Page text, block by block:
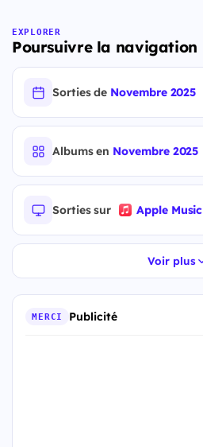
EXPLORER
Poursuivre la navigation
Sorties de Novembre 2025
Albums en Novembre 2025
Sorties sur Apple Music
Voir plus
MERCI Publicité